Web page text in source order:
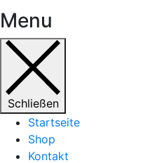
Menu
Schließen
Startseite
Shop
Kontakt